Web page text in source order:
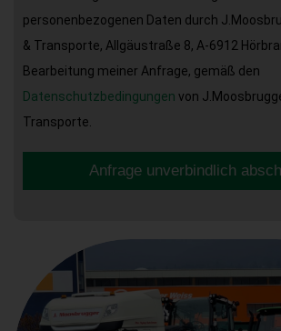
personenbezogenen Daten durch
& Transporte, Allgäustraße 8, A-6912
Bearbeitung meiner Anfrage, gemäß den
Datenschutzbedingungen von
Transporte.
Anfrage unverbindlich